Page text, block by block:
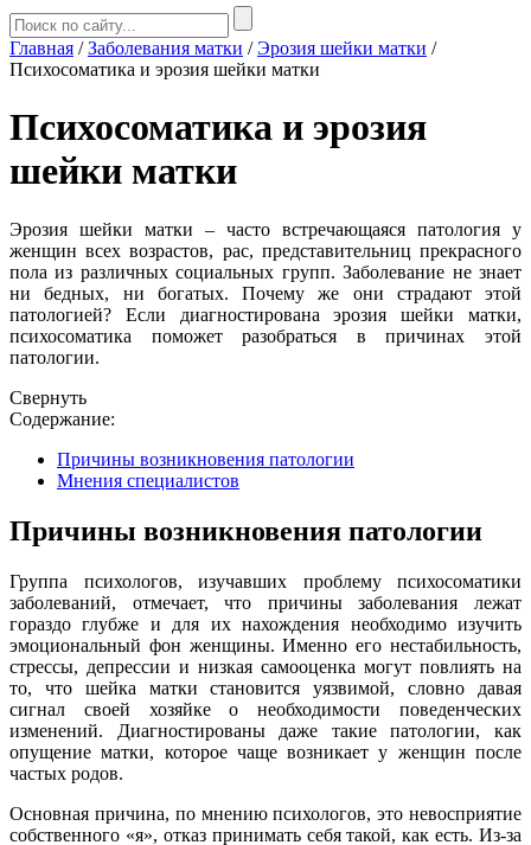
Главная /Заболевания матки /Эрозия шейки матки /
Психосоматика и эрозия шейки матки
Психосоматика и эрозия
шейки матки
Эрозия шейки матки – часто встречающаяся патология у
женщин всех возрастов, рас, представительниц прекрасного
пола из различных социальных групп. Заболевание не знает
ни бедных, ни богатых. Почему же они страдают этой
патологией? Если диагностирована эрозия шейки матки,
психосоматика поможет разобраться в причинах этой
патологии.
Свернуть
Содержание:
Причины возникновения патологии
Мнения специалистов
Причины возникновения патологии
Группа психологов, изучавших проблему психосоматики
заболеваний, отмечает, что причины заболевания лежат
гораздо глубже и для их нахождения необходимо изучить
эмоциональный фон женщины. Именно его нестабильность,
стрессы, депрессии и низкая самооценка могут повлиять на
то, что шейка матки становится уязвимой, словно давая
сигнал своей хозяйке о необходимости поведенческих
изменений. Диагностированы даже такие патологии, как
опущение матки, которое чаще возникает у женщин после
частых родов.
Основная причина, по мнению психологов, это невосприятие
собственного «я», отказ принимать себя такой, как есть. Из-за